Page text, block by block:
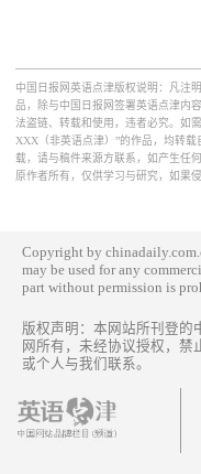
中国日报网英语点津版权说明：凡注
品，除与中国日报网签署英语点津内
法盗链、转载和使用，违者必究。如
XXX（非英语点津）”的作品，均转
载，请与稿件来源方联系，如产生任
原作者所有，仅供学习与研究，如果
Copyright by
may be used for any
part without permission is
版权声明：本网站所刊登的
网所有，未经协议授权，禁
或个人与我们联系。